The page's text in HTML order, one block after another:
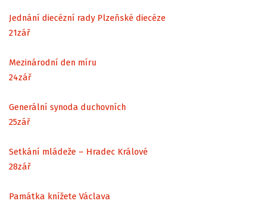
Jednání diecézní rady Plzeňské diecéze
21zář
Mezinárodní den míru
24zář
Generální synoda duchovních
25zář
Setkání mládeže – Hradec Králové
28zář
Památka knížete Václava